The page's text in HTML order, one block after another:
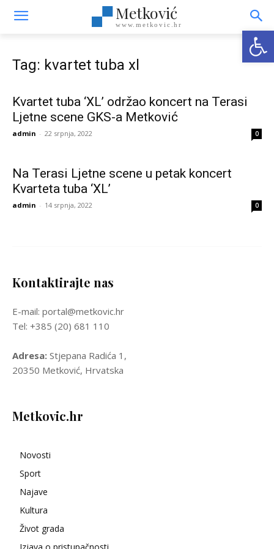
Metković
www.metkovic.hr
Tag: kvartet tuba xl
Kvartet tuba ‘XL’ održao koncert na Terasi
Ljetne scene GKS-a Metković
admin - 22 srpnja, 2022 0
Na Terasi Ljetne scene u petak koncert
Kvarteta tuba ‘XL’
admin - 14 srpnja, 2022 0
Kontaktirajte nas
E-mail: portal@metkovic.hr
Tel: +385 (20) 681 110
Adresa: Stjepana Radića 1,
20350 Metković, Hrvatska
Metkovic.hr
Novosti
Sport
Najave
Kultura
Život grada